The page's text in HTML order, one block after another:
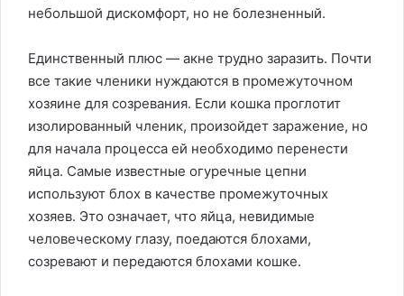
небольшой дискомфорт, но не болезненный.
Единственный плюс — акне трудно заразить. Почти
все такие членики нуждаются в промежуточном
хозяине для созревания. Если кошка проглотит
изолированный членик, произойдет заражение, но
для начала процесса ей необходимо перенести
яйца. Самые известные огуречные цепни
используют блох в качестве промежуточных
хозяев. Это означает, что яйца, невидимые
человеческому глазу, поедаются блохами,
созревают и передаются блохами кошке.